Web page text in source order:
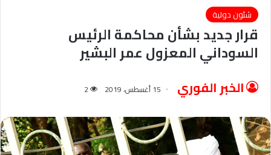
شئون دولية
قرار جديد بشأن محاكمة الرئيس
السوداني المعزول عمر البشير
الخبر الفوري 15 أغسطس، 2019 2